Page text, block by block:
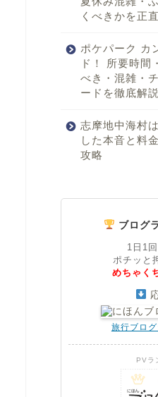
くべきかを正
ポケパーク カ
ド！ 所要時間
べき・混雑・
ードを徹底解
志摩地中海村
した本音と料
攻略
ブログ
1日1
ポチッと
めちゃく
旅行ブロ
PVラ